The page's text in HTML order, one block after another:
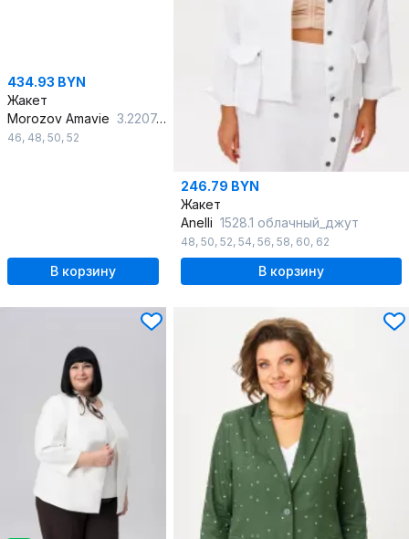
434.93 BYN
Жакет
Morozov Amavie 3.2207_B2_Narges
46, 48, 50, 52
В корзину
246.79 BYN
Жакет
Anelli 1528.1 облачный_джут
48, 50, 52, 54, 56, 58, 60, 62
В корзину